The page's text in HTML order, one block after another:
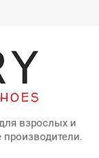
взрослых и
производители.